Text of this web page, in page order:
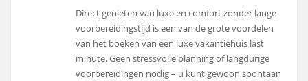
Direct genieten van luxe en comfort zonder lange
voorbereidingstijd is een van de grote voordelen
van het boeken van een luxe vakantiehuis last
minute. Geen stressvolle planning of langdurige
voorbereidingen nodig – u kunt gewoon spontaan